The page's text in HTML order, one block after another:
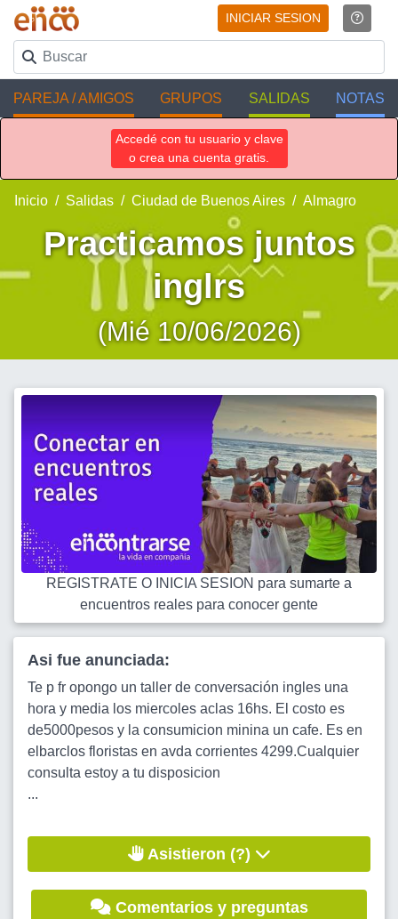
INICIAR SESION
PAREJA / AMIGOS GRUPOS SALIDAS NOTAS
Accedé con tu usuario y clave
o crea una cuenta gratis.
Inicio Salidas Ciudad de Buenos Aires Almagro
Practicamos juntos
inglrs
(Mié 10/06/2026)
REGISTRATE O INICIA SESION para sumarte a
encuentros reales para conocer gente
Asi fue anunciada:
Te p fr opongo un taller de conversación ingles una
hora y media los miercoles aclas 16hs. El costo es
de5000pesos y la consumicion minina un cafe. Es en
elbarclos floristas en avda corrientes 4299.Cualquier
consulta estoy a tu disposicion
...
Asistieron (?)
Comentarios y preguntas